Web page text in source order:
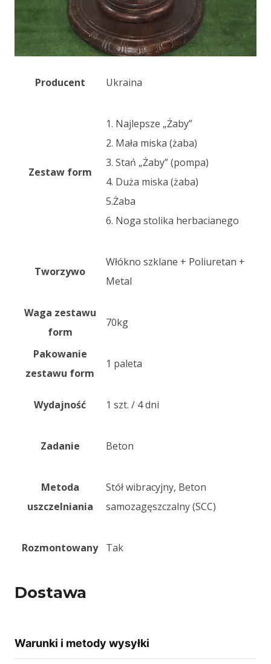
Producent Ukraina
Zestaw form
1. Najlepsze „Żaby”
2. Mała miska (żaba)
3. Stań „Żaby” (pompa)
4. Duża miska (żaba)
5.Żaba
6. Noga stolika herbacianego
Tworzywo
Włókno szklane + Poliuretan +
Metal
Waga zestawu
form
70kg
Pakowanie
zestawu form
1 paleta
Wydajność 1 szt. / 4 dni
Zadanie Beton
Metoda
uszczelniania
Stół wibracyjny, Beton
samozagęszczalny (SCC)
Rozmontowany Tak
Dostawa
Warunki i metody wysyłki